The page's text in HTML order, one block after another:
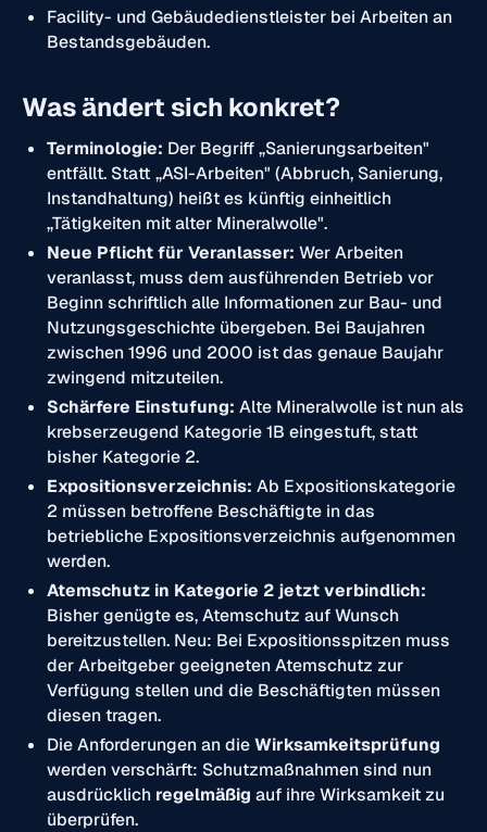
Facility- und Gebäudedienstleister bei Arbeiten an
Bestandsgebäuden.
Was ändert sich konkret?
Terminologie: Der Begriff „Sanierungsarbeiten"
entfällt. Statt „ASI-Arbeiten" (Abbruch, Sanierung,
Instandhaltung) heißt es künftig einheitlich
„Tätigkeiten mit alter Mineralwolle".
Neue Pflicht für Veranlasser: Wer Arbeiten
veranlasst, muss dem ausführenden Betrieb vor
Beginn schriftlich alle Informationen zur Bau- und
Nutzungsgeschichte übergeben. Bei Baujahren
zwischen 1996 und 2000 ist das genaue Baujahr
zwingend mitzuteilen.
Schärfere Einstufung: Alte Mineralwolle ist nun als
krebserzeugend Kategorie 1B eingestuft, statt
bisher Kategorie 2.
Expositionsverzeichnis: Ab Expositionskategorie
2 müssen betroffene Beschäftigte in das
betriebliche Expositionsverzeichnis aufgenommen
werden.
Atemschutz in Kategorie 2 jetzt verbindlich:
Bisher genügte es, Atemschutz auf Wunsch
bereitzustellen. Neu: Bei Expositionsspitzen muss
der Arbeitgeber geeigneten Atemschutz zur
Verfügung stellen und die Beschäftigten müssen
diesen tragen.
Die Anforderungen an dieWirksamkeitsprüfung
werden verschärft: Schutzmaßnahmen sind nun
ausdrücklich regelmäßigauf ihre Wirksamkeit zu
überprüfen.